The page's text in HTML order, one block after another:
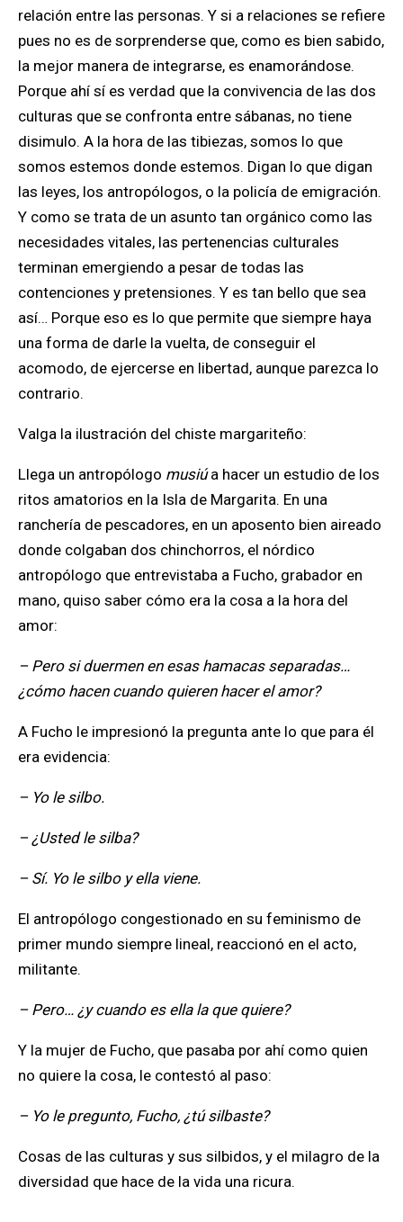
relación entre las personas. Y si a relaciones se refiere
pues no es de sorprenderse que, como es bien sabido,
la mejor manera de integrarse, es enamorándose.
Porque ahí sí es verdad que la convivencia de las dos
culturas que se confronta entre sábanas, no tiene
disimulo. A la hora de las tibiezas, somos lo que
somos estemos donde estemos. Digan lo que digan
las leyes, los antropólogos, o la policía de emigración.
Y como se trata de un asunto tan orgánico como las
necesidades vitales, las pertenencias culturales
terminan emergiendo a pesar de todas las
contenciones y pretensiones. Y es tan bello que sea
así… Porque eso es lo que permite que siempre haya
una forma de darle la vuelta, de conseguir el
acomodo, de ejercerse en libertad, aunque parezca lo
contrario.
Valga la ilustración del chiste margariteño:
Llega un antropólogo musiúa hacer un estudio de los
ritos amatorios en la Isla de Margarita. En una
ranchería de pescadores, en un aposento bien aireado
donde colgaban dos chinchorros, el nórdico
antropólogo que entrevistaba a Fucho, grabador en
mano, quiso saber cómo era la cosa a la hora del
amor:
– Pero si duermen en esas hamacas separadas…
¿cómo hacen cuando quieren hacer el amor?
A Fucho le impresionó la pregunta ante lo que para él
era evidencia:
– Yo le silbo.
– ¿Usted le silba?
– Sí. Yo le silbo y ella viene.
El antropólogo congestionado en su feminismo de
primer mundo siempre lineal, reaccionó en el acto,
militante.
– Pero… ¿y cuando es ella la que quiere?
Y la mujer de Fucho, que pasaba por ahí como quien
no quiere la cosa, le contestó al paso:
– Yo le pregunto, Fucho, ¿tú silbaste?
Cosas de las culturas y sus silbidos, y el milagro de la
diversidad que hace de la vida una ricura.